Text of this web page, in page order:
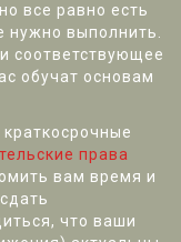
все равно есть
нужно выполнить.
соответствующее
обучат основам
права
вам время и
что ваши